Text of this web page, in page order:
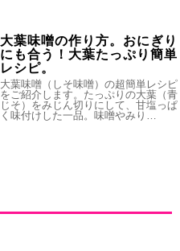
大葉味噌の作り方。おにぎり
にも合う！大葉たっぷり簡単
レシピ。
大葉味噌（しそ味噌）の超簡単レシピ
をご紹介します。たっぷりの大葉（青
じそ）をみじん切りにして、甘塩っぱ
く味付けした一品。味噌やみり…